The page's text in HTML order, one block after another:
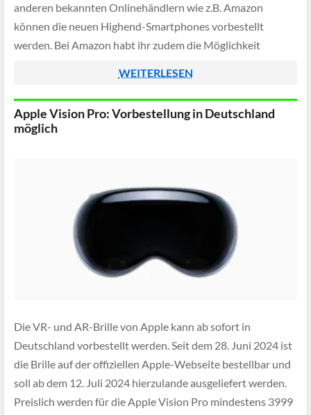
anderen bekannten Onlinehändlern wie z.B. Amazon
können die neuen Highend-Smartphones vorbestellt
werden. Bei Amazon habt ihr zudem die Möglichkeit
WEITERLESEN
Apple Vision Pro: Vorbestellung in Deutschland
möglich
Die VR- und AR-Brille von Apple kann ab sofort in
Deutschland vorbestellt werden. Seit dem 28. Juni 2024 ist
die Brille auf der offiziellen Apple-Webseite bestellbar und
soll ab dem 12. Juli 2024 hierzulande ausgeliefert werden.
Preislich werden für die Apple Vision Pro mindestens 3999